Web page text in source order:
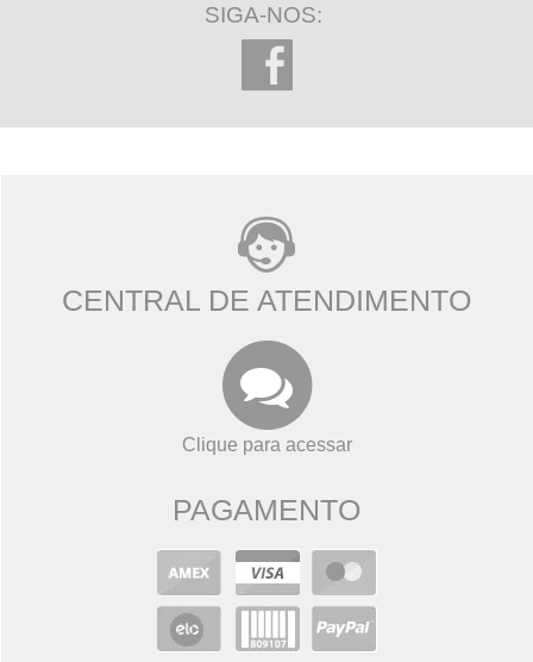
SIGA-NOS:
CENTRAL DE ATENDIMENTO
Clique para acessar
PAGAMENTO